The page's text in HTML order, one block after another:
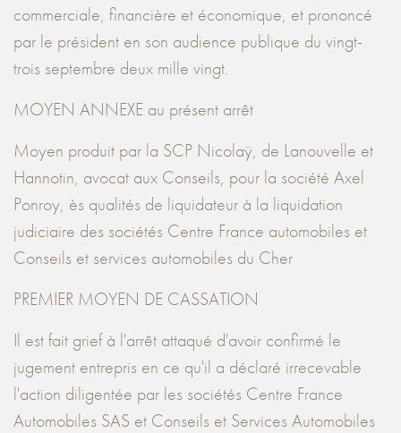
commerciale, financière et économique, et prononcé
par le président en son audience publique du vingt-
trois septembre deux mille vingt.
MOYEN ANNEXE au présent arrêt
Moyen produit par la SCP Nicolaÿ, de Lanouvelle et
Hannotin, avocat aux Conseils, pour la société Axel
Ponroy, ès qualités de liquidateur à la liquidation
judiciaire des sociétés Centre France automobiles et
Conseils et services automobiles du Cher
PREMIER MOYEN DE CASSATION
Il est fait grief à l'arrêt attaqué d'avoir confirmé le
jugement entrepris en ce qu'il a déclaré irrecevable
l'action diligentée par les sociétés Centre France
Automobiles SAS et Conseils et Services Automobiles